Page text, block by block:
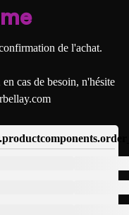
de l'achat.
cas de besoin, n'hésite